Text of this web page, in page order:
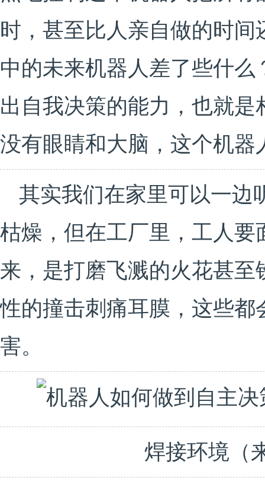
时，甚至比人亲自做的时
中的未来机器人差了些什
出自我决策的能力，也就
没有眼睛和大脑，这个机器
其实我们在家里可以一边
枯燥，但在工厂里，工人
来，是打磨飞溅的火花甚
性的撞击刺痛耳膜，这些
害。
焊接环境（